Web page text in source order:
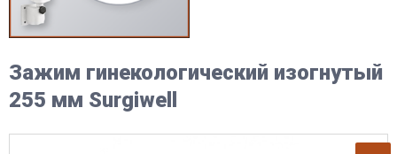
Зажим гинекологический изогнутый
255 мм Surgiwell